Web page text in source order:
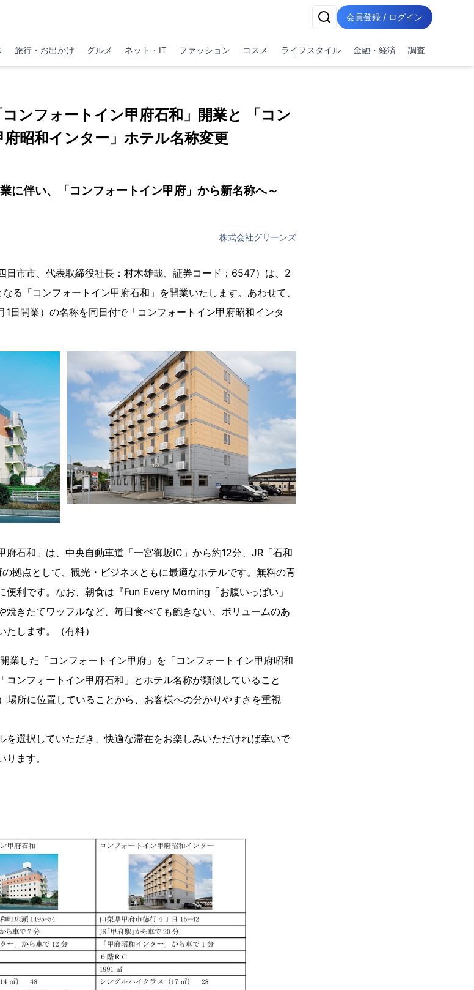
会員登録 / ログイン
旅行・お出かけ グルメ ネット・IT ファッション コスメ ライフスタイル 金融・経済 調査
ンフォートイン甲府石和」開業と 「コン
昭和インター」ホテル名称変更
に伴い、「コンフォートイン甲府」から新名称へ～
株式会社グリーンズ
市市、代表取締役社長：村木雄哉、証券コード：6547）は、2
る「コンフォートイン甲府石和」を開業いたします。あわせて、
1日開業）の名称を同日付で「コンフォートイン甲府昭和インタ
府石和」は、中央自動車道「一宮御坂IC」から約12分、JR「石和
拠点として、観光・ビジネスともに最適なホテルです。無料の青
便利です。なお、朝食は『Fun Every Morning「お腹いっぱい」
焼きたてワッフルなど、毎日食べても飽きない、ボリュームのあ
します。（有料）
業した「コンフォートイン甲府」を「コンフォートイン甲府昭和
コンフォートイン甲府石和」とホテル名称が類似していること
場所に位置していることから、お客様への分かりやすさを重視
を選択していただき、快適な滞在をお楽しみいただければ幸いで
ます。